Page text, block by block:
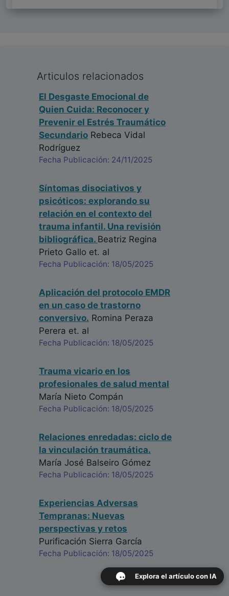
Articulos relacionados
El Desgaste Emocional de
Quien Cuida: Reconocer y
Prevenir el Estrés Traumático
Secundario Rebeca Vidal
Rodríguez
Fecha Publicación: 24/11/2025
Síntomas disociativos y
psicóticos: explorando su
relación en el contexto del
trauma infantil. Una revisión
bibliográfica. Beatriz Regina
Prieto Gallo et. al
Fecha Publicación: 18/05/2025
Aplicación del protocolo EMDR
en un caso de trastorno
conversivo. Romina Peraza
Perera et. al
Fecha Publicación: 18/05/2025
Trauma vicario en los
profesionales de salud mental
María Nieto Compán
Fecha Publicación: 18/05/2025
Relaciones enredadas: ciclo de
la vinculación traumática.
María José Balseiro Gómez
Fecha Publicación: 18/05/2025
Experiencias Adversas
Tempranas: Nuevas
perspectivas y retos
Purificación Sierra García
Fecha Publicación: 18/05/2025
Explora el artículo con IA